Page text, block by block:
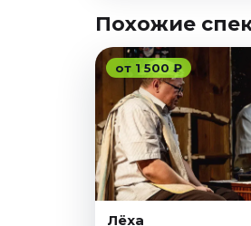
Похожие
от 1 500 ₽
Лёха